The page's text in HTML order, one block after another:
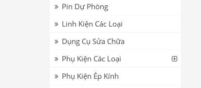
Pin Dự Phòng
Linh Kiện Các Loại
Dụng Cụ Sửa Chữa
Phụ Kiện Các Loại
Phụ Kiện Ép Kính